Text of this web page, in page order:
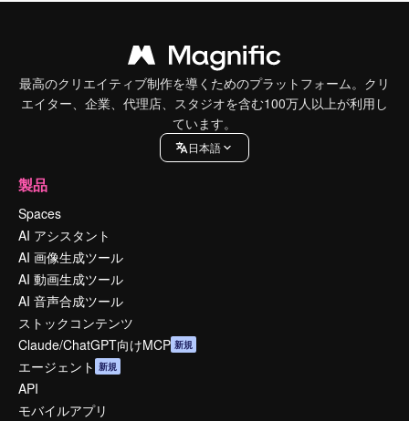
最高のクリエイティブ制作を導くためのプラットフォーム。クリ
エイター、企業、代理店、スタジオを含む100万人以上が利用し
ています。
日本語
製品
Spaces
AI アシスタント
AI 画像生成ツール
AI 動画生成ツール
AI 音声合成ツール
ストックコンテンツ
Claude/ChatGPT向けMCP 新規
エージェント 新規
API
モバイルアプリ